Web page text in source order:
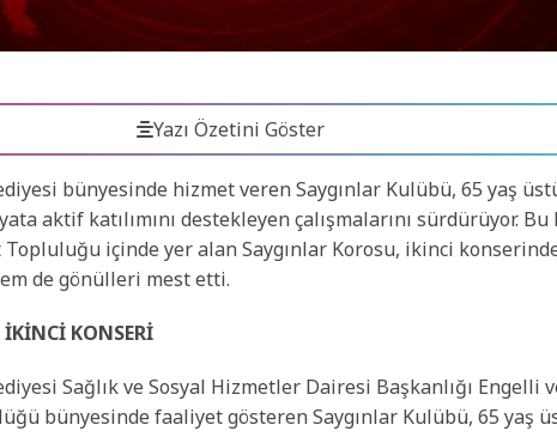
Yazı Özetini Göster
bünyesinde hizmet veren Saygınlar Kulübü, 65 yaş
aktif katılımını destekleyen çalışmalarını sürdürüyor.
içinde yer alan Saygınlar Korosu, ikinci
de gönülleri mest etti.
KONSERİ
Sağlık ve Sosyal Hizmetler Dairesi Başkanlığı Engelli
bünyesinde faaliyet gösteren Saygınlar Kulübü, 65 yaş